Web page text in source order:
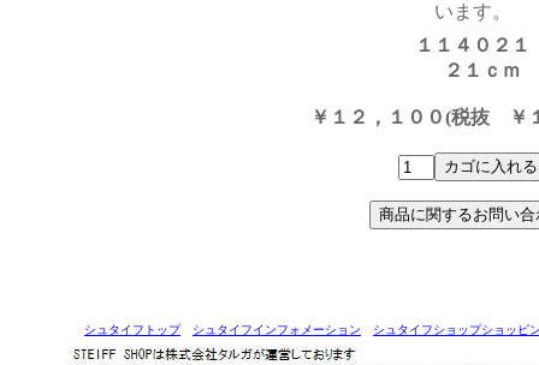
います。
１１４０２１
２１ｃｍ
￥１２，１００(税抜 ￥
シュタイフトップ シュタイフインフォメーション シュタイフショップショッピ